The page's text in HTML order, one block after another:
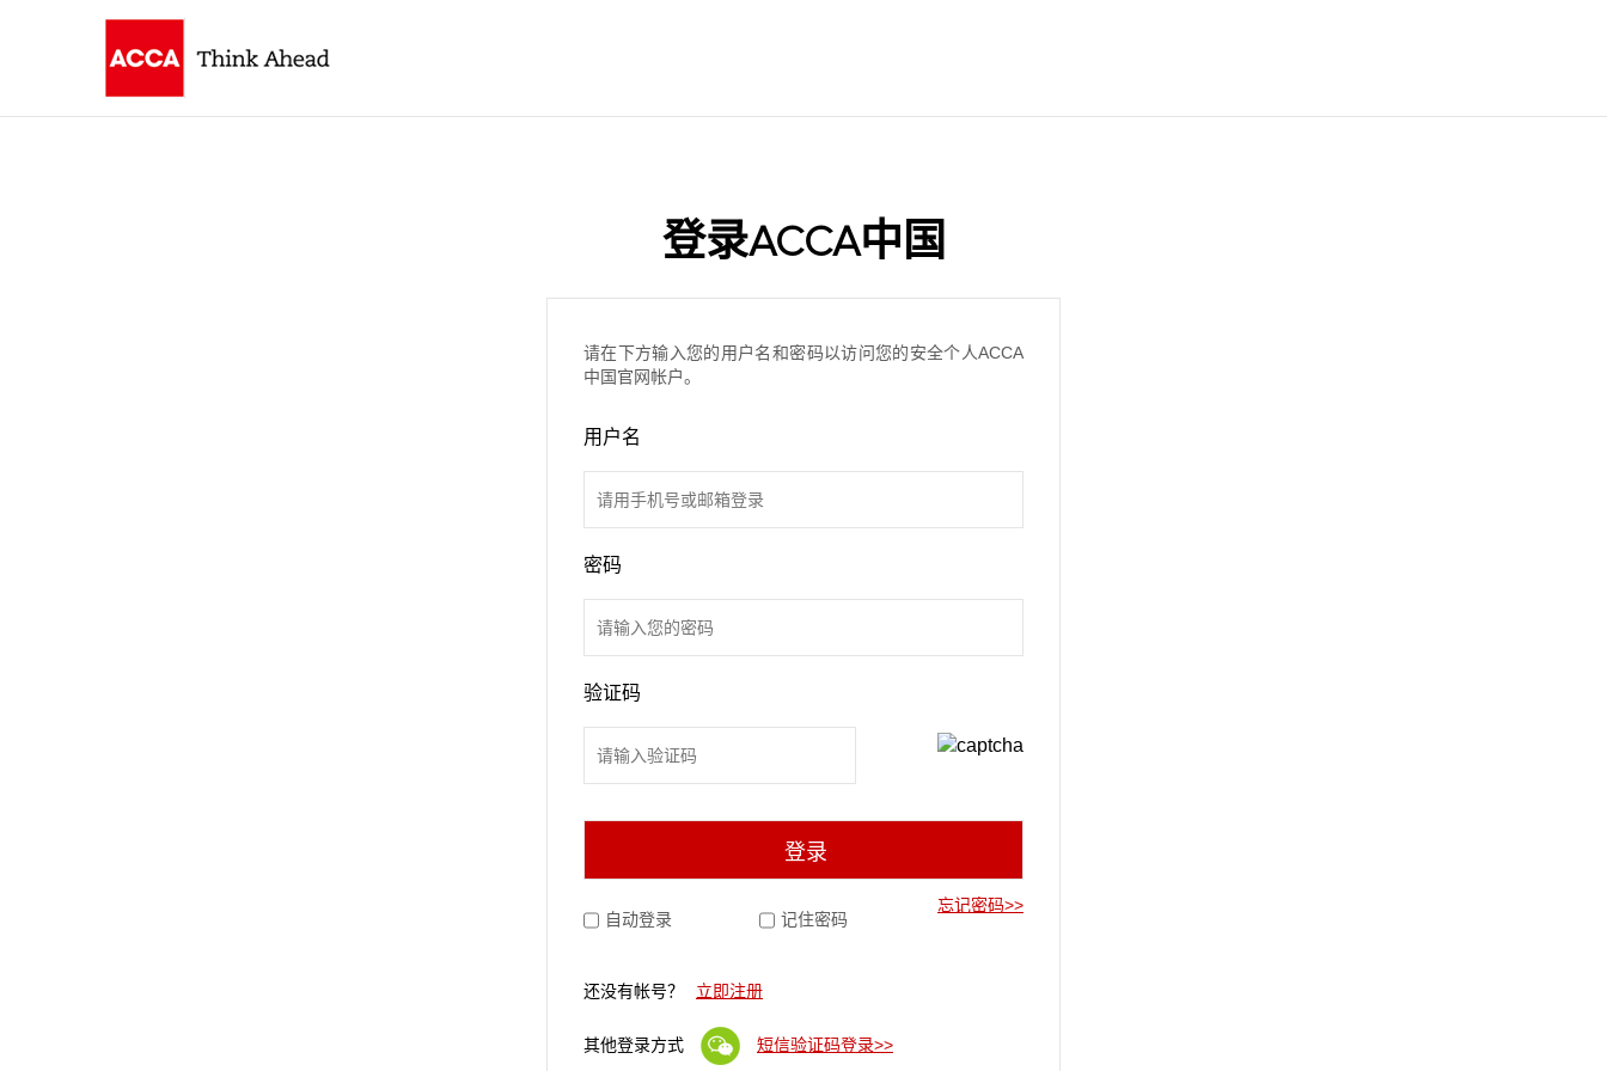
登录ACCA中国
请在下方输入您的用户名和密码以访问您的安全个人ACCA
中国官网帐户。
用户名
密码
验证码
自动登录 记住密码
忘记密码>>
还没有帐号？ 立即注册
其他登录方式 短信验证码登录>>